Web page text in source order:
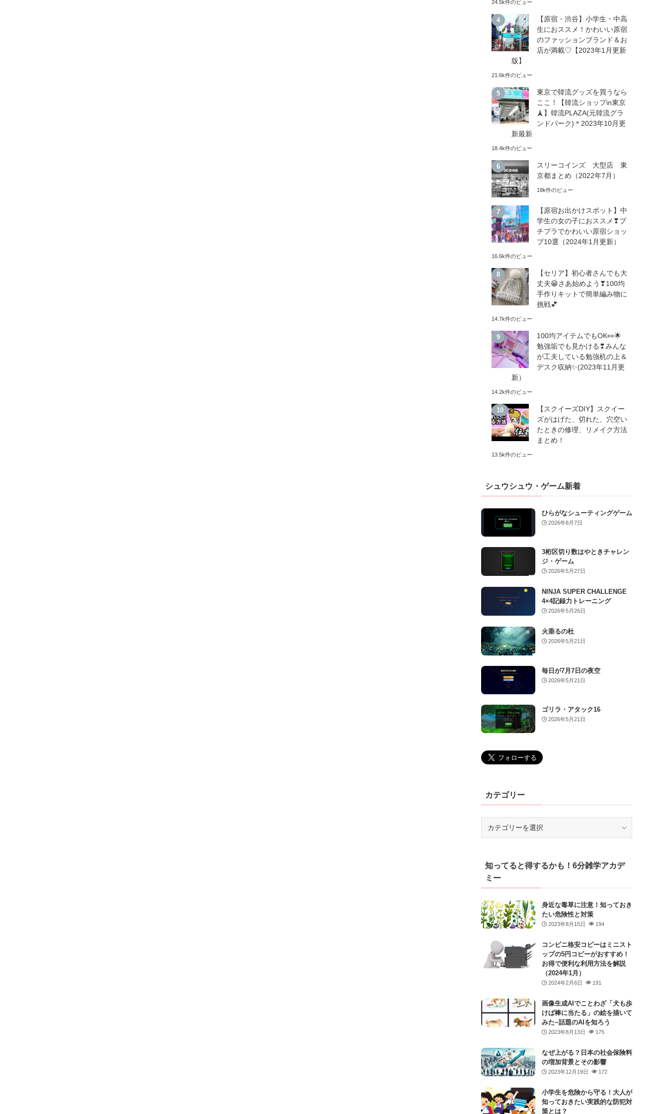
24.5k件のビュー
【原宿・渋谷】小学生・中高
生におススメ！かわいい原宿
のファッションブランド＆お
店が満載♡【2023年1月更新
版】
21.6k件のビュー
東京で韓流グッズを買うなら
ここ！【韓流ショップin東京
🗼】韓流PLAZA(元韓流グラ
ンドパーク)＊2023年10月更
新最新
18.4k件のビュー
スリーコインズ 大型店 東
京都まとめ（2022年7月）
18k件のビュー
【原宿お出かけスポット】中
学生の女の子におススメ❣プ
チプラでかわいい原宿ショッ
プ10選（2024年1月更新）
16.6k件のビュー
【セリア】初心者さんでも大
丈夫😁さあ始めよう❣100均
手作りキットで簡単編み物に
挑戦💕
14.7k件のビュー
100均アイテムでもOK👀🌟
勉強垢でも見かける❣みんな
が工夫している勉強机の上＆
デスク収納✨(2023年11月更
新）
14.2k件のビュー
【スクイーズDIY】スクイー
ズがはげた、切れた、穴空い
たときの修理、リメイク方法
まとめ！
13.5k件のビュー
シュウシュウ・ゲーム新着
ひらがなシューティングゲーム
2026年8月7日
3桁区切り数はやときチャレン
ジ・ゲーム
2026年5月27日
NINJA SUPER CHALLENGE
4×4記録力トレーニング
2026年5月26日
火垂るの杜
2026年5月21日
毎日が7月7日の夜空
2026年5月21日
ゴリラ・アタック16
2026年5月21日
カテゴリー
ー知ってると得するかも！6分雑学アカデ
ミー
身近な毒草に注意！知っておき
たい危険性と対策
2023年8月15日 194
コンビニ格安コピーはミニスト
ップの5円コピーがおすすめ！
お得で便利な利用方法を解説
（2024年1月）
2024年2月6日 191
画像生成AIでことわざ「犬も歩
けば棒に当たる」の絵を描いて
みた−話題のAIを知ろう
2023年8月13日 175
なぜ上がる？日本の社会保険料
の増加背景とその影響
2023年12月19日 172
小学生を危険から守る！大人が
知っておきたい実践的な防犯対
策とは？